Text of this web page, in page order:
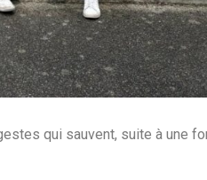
qui sauvent, suite à une